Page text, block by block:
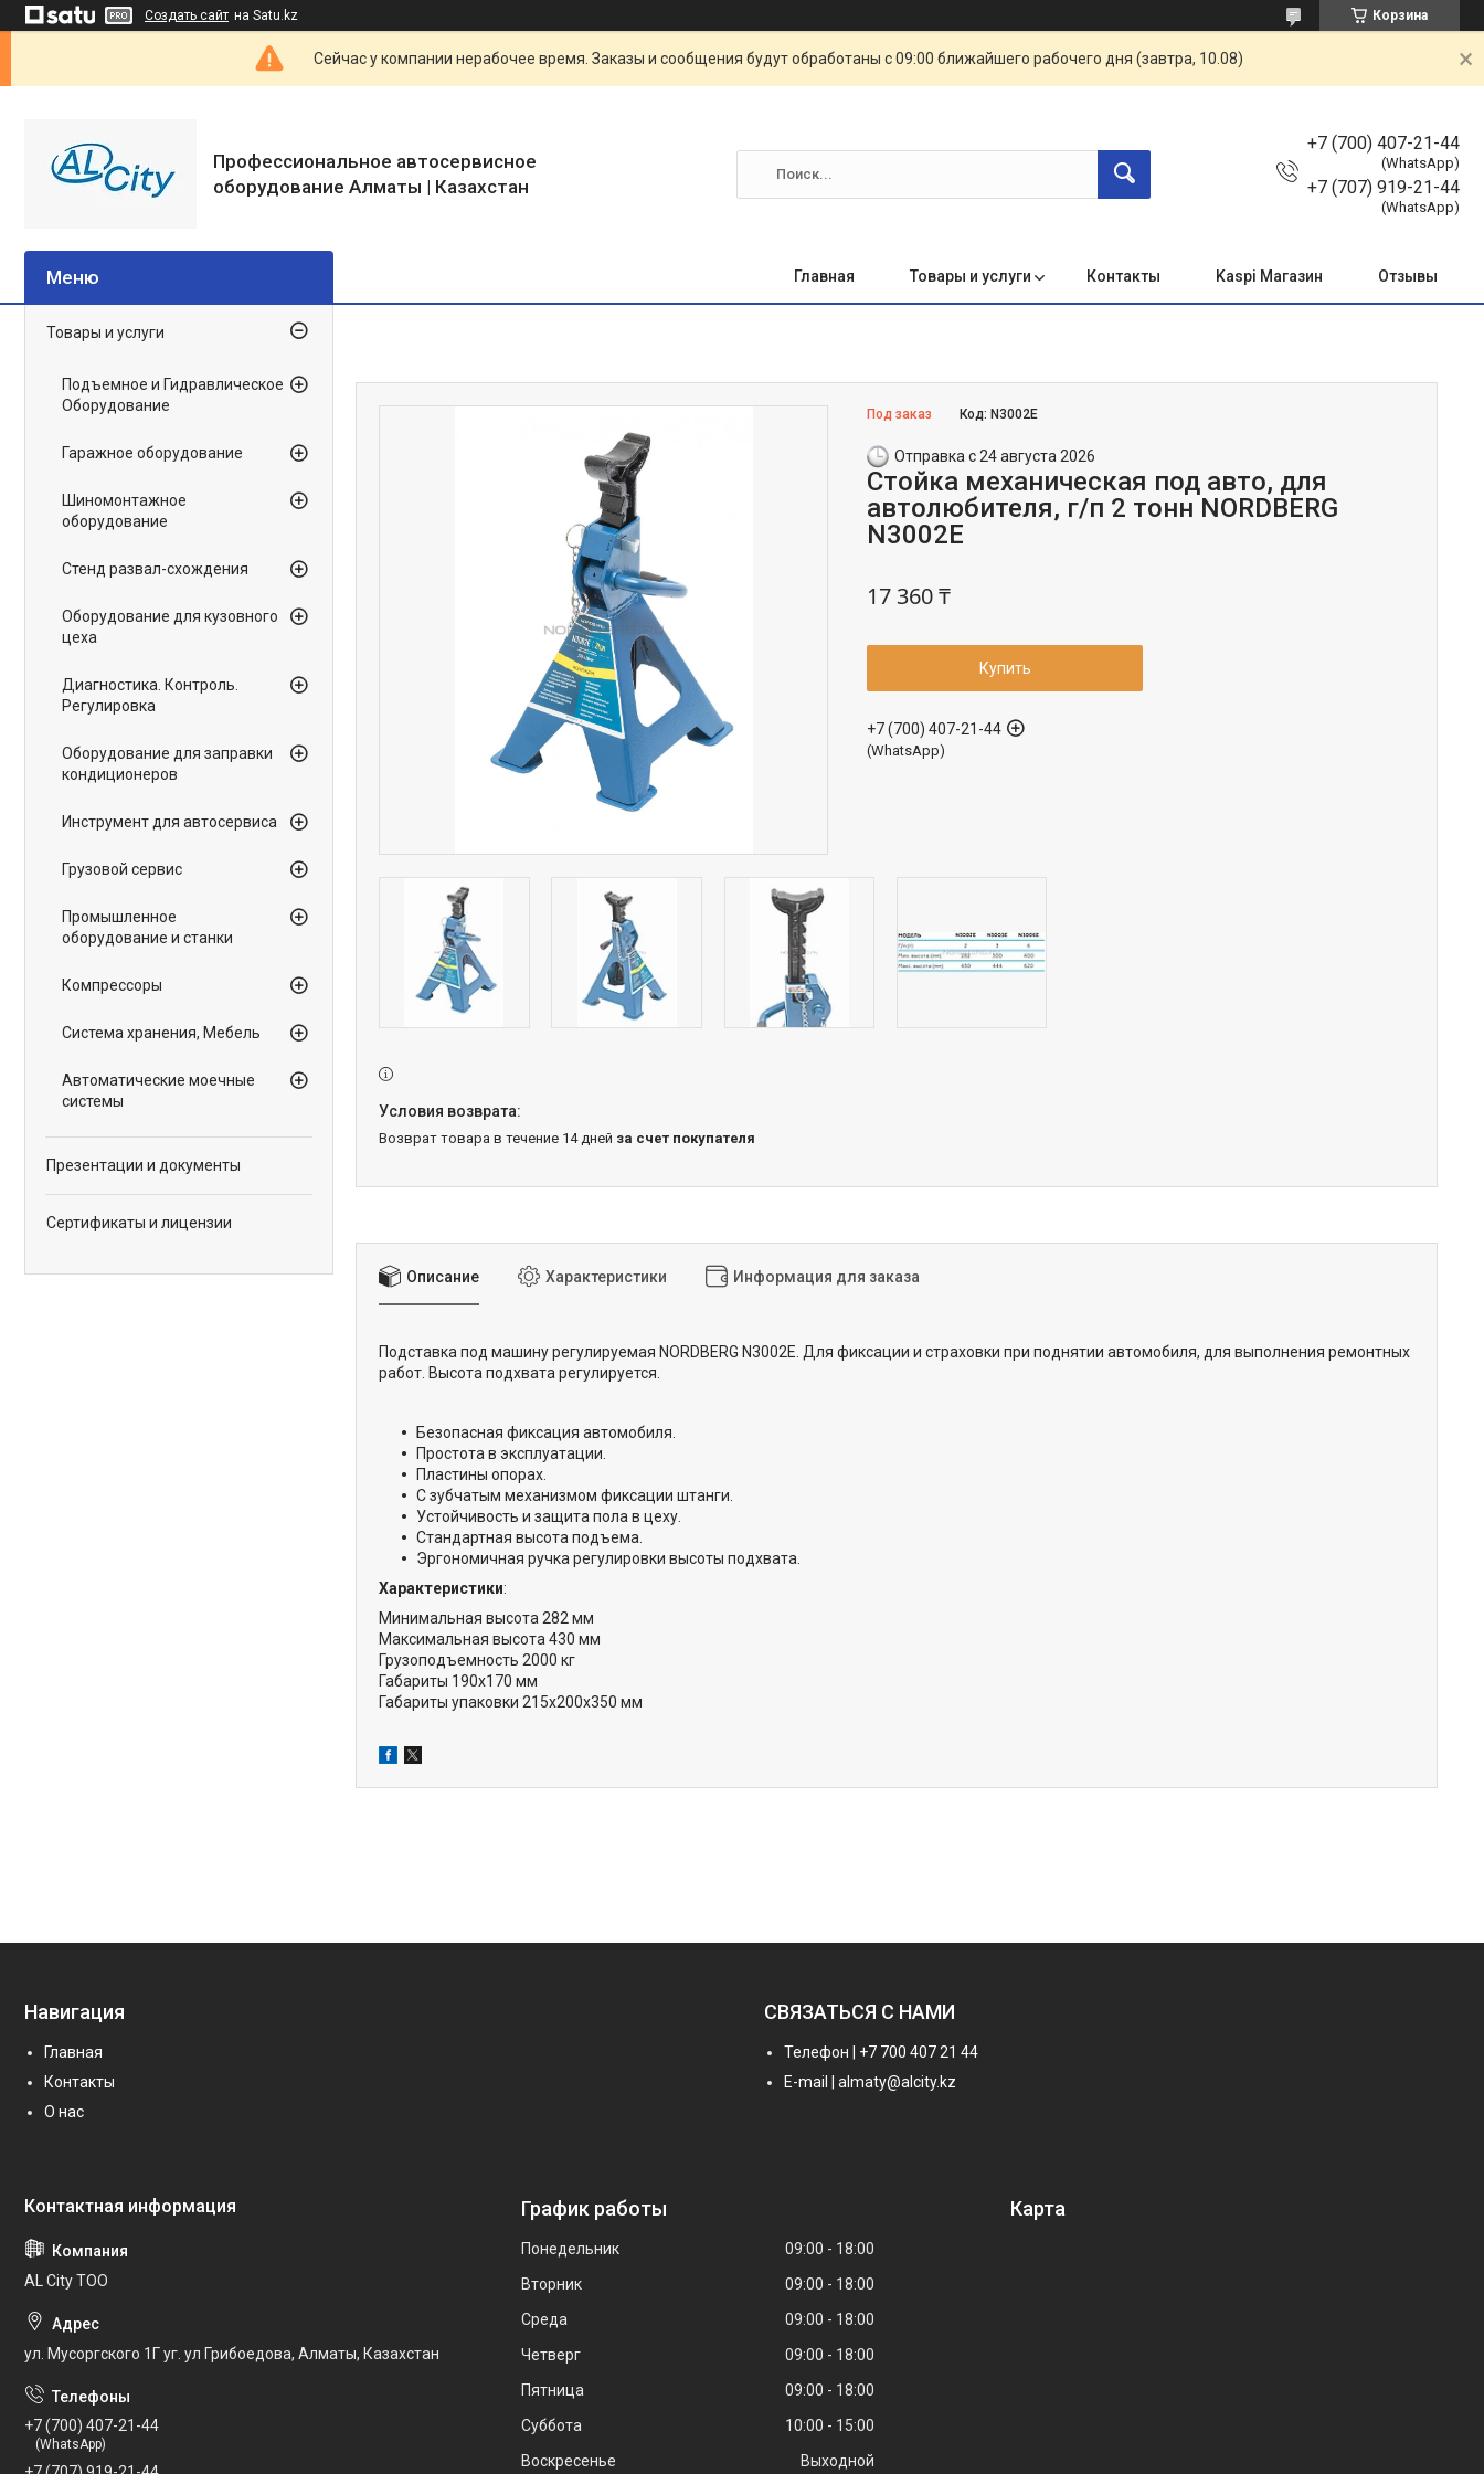
Создать сайт на Satu.kz Корзина
Сейчас у компании нерабочее время. Заказы и сообщения будут обработаны с 09:00 ближайшего рабочего дня (завтра, 10.08)
Профессиональное автосервисное
оборудование Алматы | Казахстан
+7 (700) 407-21-44
(WhatsApp)
+7 (707) 919-21-44
(WhatsApp)
Главная Товары и услуги Контакты Kaspi Магазин Отзывы
Под заказ Код: N3002E
Отправка с 24 августа 2026
Стойка механическая под авто, для
автолюбителя, г/п 2 тонн NORDBERG
N3002E
17 360 ₸
Купить
+7 (700) 407-21-44
(WhatsApp)
возврат товара в течение 14 дней за счет покупателя
Описание Характеристики Информация для заказа
Подставка под машину регулируемая NORDBERG N3002E. Для фиксации и страховки при поднятии автомобиля, для выполнения ремонтных
работ. Высота подхвата регулируется.
Безопасная фиксация автомобиля.
Простота в эксплуатации.
Пластины опорах.
С зубчатым механизмом фиксации штанги.
Устойчивость и защита пола в цеху.
Стандартная высота подъема.
Эргономичная ручка регулировки высоты подхвата.
Характеристики:
Минимальная высота 282 мм
Максимальная высота 430 мм
Грузоподъемность 2000 кг
Габариты 190х170 мм
Габариты упаковки 215х200х350 мм
Товары и услуги
Подъемное и Гидравлическое
Оборудование
Гаражное оборудование
Шиномонтажное
оборудование
Стенд развал-схождения
Оборудование для кузовного
цеха
Диагностика. Контроль.
Регулировка
Оборудование для заправки
кондиционеров
Инструмент для автосервиса
Грузовой сервис
Промышленное
оборудование и станки
Компрессоры
Система хранения, Мебель
Автоматические моечные
системы
Презентации и документы
Сертификаты и лицензии
Навигация
Главная
Контакты
О нас
СВЯЗАТЬСЯ С НАМИ
Телефон | +7 700 407 21 44
E-mail | almaty@alcity.kz
AL City ТОО
ул. Мусоргского 1Г уг. ул Грибоедова, Алматы, Казахстан
+7 (700) 407-21-44
(WhatsApp)
График работы
Понедельник 09:00
18:00
Вторник
09:00
18:00
Среда
09:00
18:00
Четверг
09:00
18:00
Пятница
09:00
18:00
Суббота
10:00
15:00
Воскресенье
Выходной
Карта